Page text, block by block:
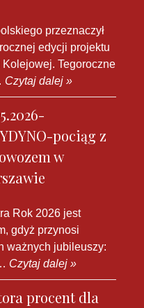
przeznaczył
edycji projektu
Kolejowej. Tegoroczne
Czytaj dalej »
pociąg z
w
Rok 2026 jest
gdyż przynosi
ważnych jubileuszy:
Czytaj dalej »
procent dla